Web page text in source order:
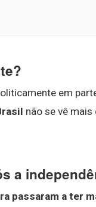
em
não se vê
a
passaram a ter